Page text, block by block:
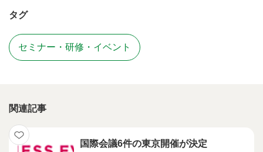
タグ
セミナー・研修・イベント
関連記事
国際会議6件の東京開催が決定